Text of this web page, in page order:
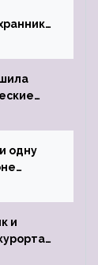
одну
и